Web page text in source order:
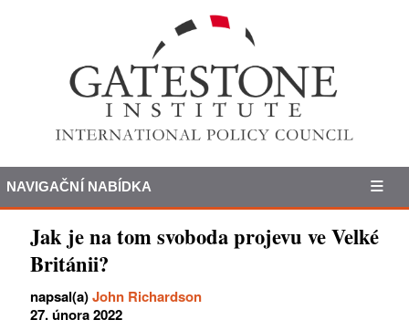
NAVIGAČNÍ NABÍDKA
Jak je na tom svoboda projevu ve Velké
Británii?
napsal(a)John Richardson
27. února 2022